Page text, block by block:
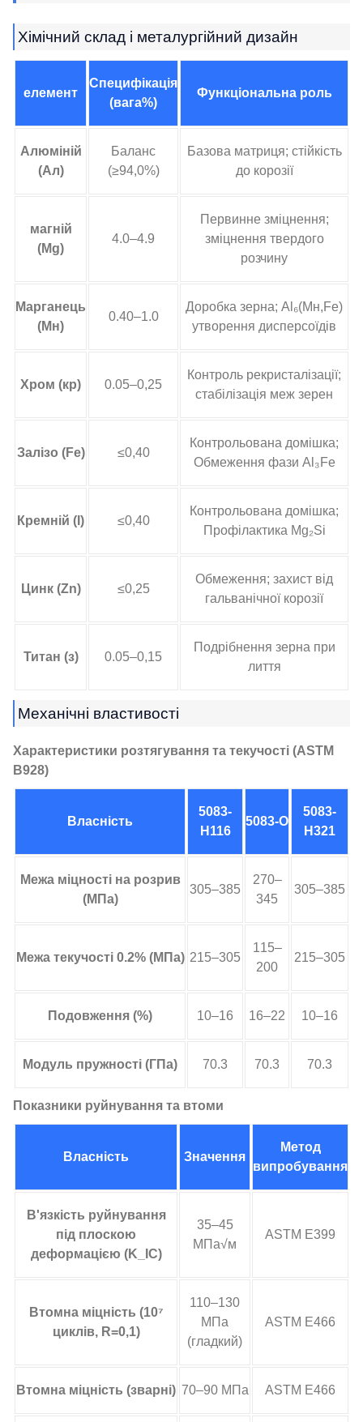
Хімічний склад і металургійний дизайн
елемент
Специфікація
(вага%)
Функціональна роль
Алюміній
(Ал)
Баланс
(≥94,0%)
Базова матриця; стійкість
до корозії
магній
(Mg)
4.0–4.9
Первинне зміцнення;
зміцнення твердого
розчину
Марганець
(Мн)
0.40–1.0
Доробка зерна; Al₆(Мн,Fe)
утворення дисперсоїдів
Хром (кр) 0.05–0,25
Контроль рекристалізації;
стабілізація меж зерен
Залізо (Fe) ≤0,40
Контрольована домішка;
Обмеження фази Al₃Fe
Кремній (І) ≤0,40
Контрольована домішка;
Профілактика Mg₂Si
Цинк (Zn) ≤0,25
Обмеження; захист від
гальванічної корозії
Титан (з) 0.05–0,15
Подрібнення зерна при
лиття
Механічні властивості
Характеристики розтягування та текучості (ASTM
B928)
Власність
5083-
H116
5083-О
5083-
H321
Межа міцності на розрив
(МПа)
305–385
270–
345
305–385
Межа текучості 0.2% (МПа) 215–305
115–
200
215–305
Подовження (%) 10–16 16–22 10–16
Модуль пружності (ГПа) 70.3 70.3 70.3
Показники руйнування та втоми
Власність Значення
Метод
випробування
В'язкість руйнування
під плоскою
деформацією (K_IC)
35–45
МПа√м
ASTM E399
Втомна міцність (10⁷
циклів, R=0,1)
110–130
МПа
(гладкий)
ASTM E466
Втомна міцність (зварні) 70–90 МПа ASTM E466